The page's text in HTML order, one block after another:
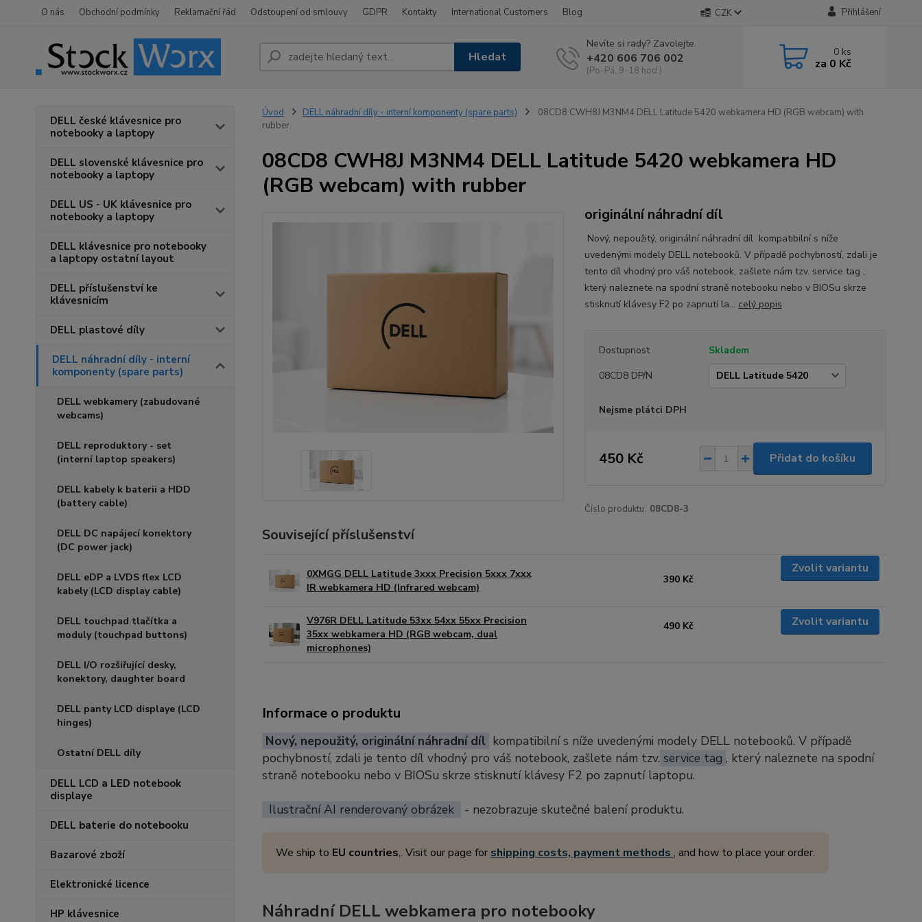
O nás Obchodní podmínky Reklamační řád Odstoupení od smlouvy GDPR Kontakty International Customers Blog CZK Přihlášení
Hledat
Nevíte si rady? Zavolejte.
+420 606 706 002
(Po-Pá, 9-18 hod.)
0 ks
za 0 Kč
DELL české klávesnice pro
notebooky a laptopy
DELL slovenské klávesnice pro
notebooky a laptopy
DELL US - UK klávesnice pro
notebooky a laptopy
DELL klávesnice pro notebooky
a laptopy ostatní layout
DELL příslušenství ke
klávesnicím
DELL plastové díly
DELL náhradní díly - interní
komponenty (spare parts)
DELL webkamery (zabudované
webcams)
DELL reproduktory - set
(interní laptop speakers)
DELL kabely k baterii a HDD
(battery cable)
DELL DC napájecí konektory
(DC power jack)
DELL eDP a LVDS flex LCD
kabely (LCD display cable)
DELL touchpad tlačítka a
moduly (touchpad buttons)
DELL I/O rozšiřující desky,
konektory, daughter board
DELL panty LCD displaye (LCD
hinges)
Ostatní DELL díly
DELL LCD a LED notebook
displaye
DELL baterie do notebooku
Bazarové zboží
Elektronické licence
HP klávesnice
Úvod DELL náhradní díly - interní komponenty (spare parts)
08CD8 CWH8J M3NM4 DELL Latitude 5420 webkamera HD (RGB webcam) with
rubber
08CD8 CWH8J M3NM4 DELL Latitude 5420 webkamera HD
(RGB webcam) with rubber
originální náhradní díl
Nový, nepoužitý, originální náhradní díl kompatibilní s níže
uvedenými modely DELL notebooků. V případě pochybností, zdali je
tento díl vhodný pro váš notebook, zašlete nám tzv. service tag ,
který naleznete na spodní straně notebooku nebo v BIOSu skrze
stisknutí klávesy F2 po zapnutí la... celý popis
Dostupnost
Skladem
08CD8 DP/N
Nejsme plátci DPH
450 Kč Přidat do košíku
Číslo produktu: 08CD8-3
Související příslušenství
0XMGG DELL Latitude 3xxx Precision 5xxx 7xxx
IR webkamera HD (Infrared webcam)
390 Kč
Zvolit variantu
V976R DELL Latitude 53xx 54xx 55xx Precision
35xx webkamera HD (RGB webcam, dual
microphones)
490 Kč Zvolit variantu
Informace o produktu
Nový, nepoužitý, originální náhradní díl kompatibilní s níže uvedenými modely DELL notebooků. V případě
pochybností, zdali je tento díl vhodný pro váš notebook, zašlete nám tzv. service tag , který naleznete na spodní
straně notebooku nebo v BIOSu skrze stisknutí klávesy F2 po zapnutí laptopu.
Ilustrační AI renderovaný obrázek - nezobrazuje skutečné balení produktu.
We ship to EU countries,. Visit our page for shipping costs, payment methods , and how to place your order.
Náhradní DELL webkamera pro notebooky